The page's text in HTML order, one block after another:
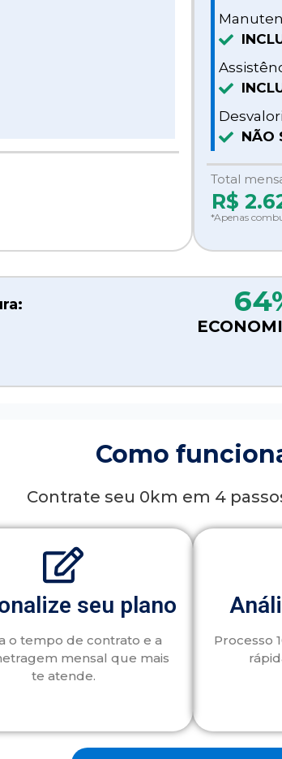
NÃO
Total
R$
*Apenas
Como
Contrate seu 0km em 4
seu plano
o tempo de contrato e a
mensal que mais
te atende.
Processo